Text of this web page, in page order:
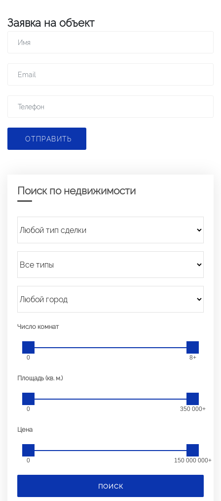
Заявка на объект
ОТПРАВИТЬ
Поиск по недвижимости
Число комнат
0 8+
Площадь (кв. м.)
0 350 000+
Цена
0 150 000 000+
ПОИСК